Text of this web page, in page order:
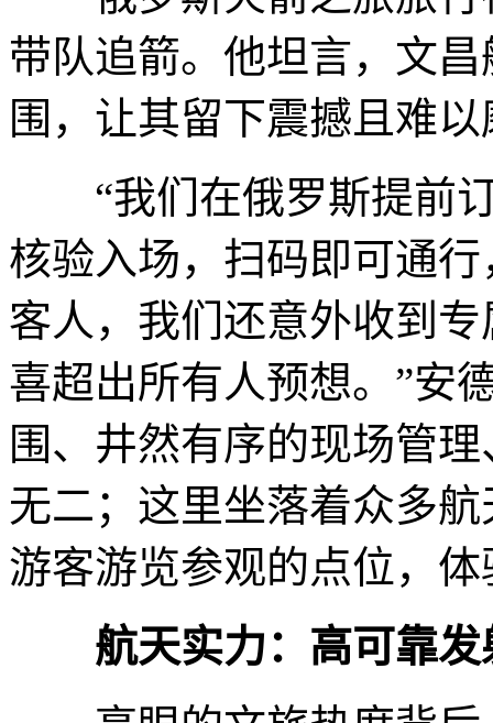
带队追箭。他坦言，文
围，让其留下震撼且难
“我们在俄罗斯提前订
核验入场，扫码即可通
客人，我们还意外收到
喜超出所有人预想。”安
围、井然有序的现场管
无二；这里坐落着众多
游客游览参观的点位，
航天实力：高可靠